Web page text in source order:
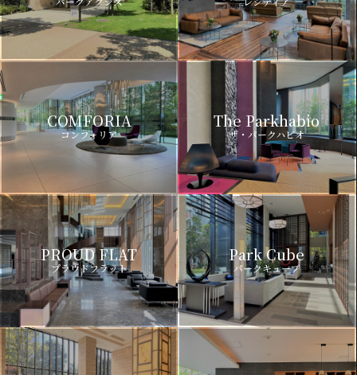
COMFORIA
コンフォリア
The Parkhabio
ザ・パークハビオ
PROUD FLAT
プラウドフラット
Park Cube
パークキューブ